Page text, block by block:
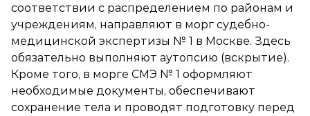
соответствии с распределением по районам и
учреждениям, направляют в морг судебно-
медицинской экспертизы № 1 в Москве. Здесь
обязательно выполняют аутопсию (вскрытие).
Кроме того, в морге СМЭ № 1 оформляют
необходимые документы, обеспечивают
сохранение тела и проводят подготовку перед